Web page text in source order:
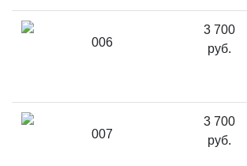
006
3 700
руб.
007
3 700
руб.